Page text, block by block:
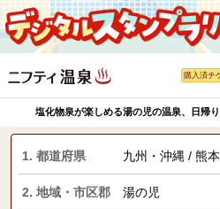
購入済チ
塩化物泉が楽しめる湯の児の温泉、日帰
1. 都道府県 九州・沖縄 / 熊
2. 地域・市区郡 湯の児